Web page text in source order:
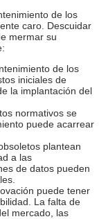
de los
caro. Descuidar
mermar su
de los
iniciales de
la implantación del
normativos se
puede acarrear
plantean
a las
de datos pueden
puede tener
La falta de
mercado, las